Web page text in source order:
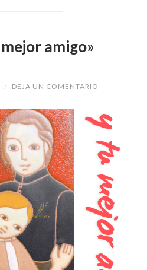
amigo»
/ DEJA UN COMENTARIO